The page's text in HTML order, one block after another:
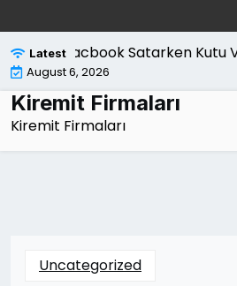
to
content
Latest
Macbook Satarken Kutu Ve
August 6, 2026
Kiremit Firmaları
Kiremit Firmaları
Uncategorized